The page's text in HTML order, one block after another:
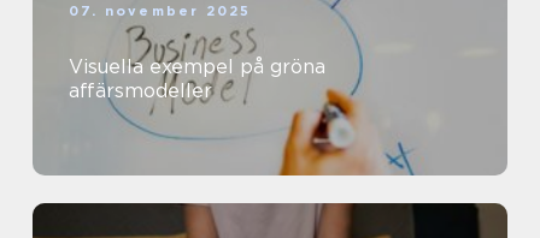
07. november 2025
Visuella exempel på gröna
affärsmodeller